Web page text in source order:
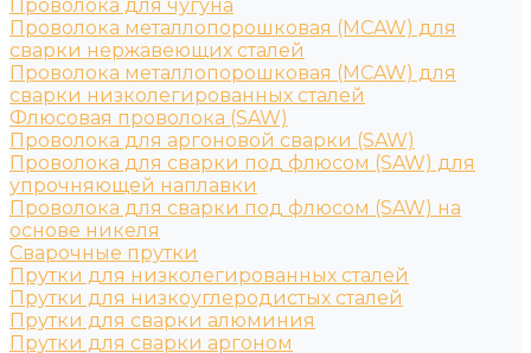
Проволока для чугуна
Проволока металлопорошковая (MCAW) для
сварки нержавеющих сталей
Проволока металлопорошковая (MCAW) для
сварки низколегированных сталей
Флюсовая проволока (SAW)
Проволока для аргоновой сварки (SAW)
Проволока для сварки под флюсом (SAW) для
упрочняющей наплавки
Проволока для сварки под флюсом (SAW) на
основе никеля
Сварочные прутки
Прутки для низколегированных сталей
Прутки для низкоуглеродистых сталей
Прутки для сварки алюминия
Прутки для сварки аргоном